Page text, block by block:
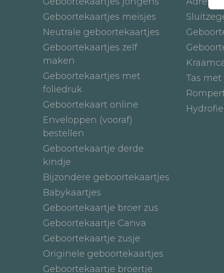
Geboortekaartjes meisjes
Neutrale geboortekaartjes
Geboortekaartjes zelf
maken
Geboortekaartjes met
foliedruk
Geboortekaart online
Enveloppen (vooraf)
bestellen
Geboortekaartje derde
kindje
Bijzondere geboortekaartjes
Babykaartjes
Geboortekaartje broer zus
Geboortekaartje Canva
Geboortekaartje zusje
Originele geboortekaartjes
Geboortekaartje broertje
Tas